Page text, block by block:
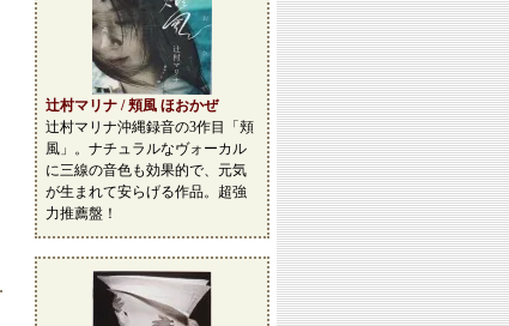
辻村マリナ / 頬風 ほおかぜ
辻村マリナ沖縄録音の3作目「頬
風」。ナチュラルなヴォーカル
に三線の音色も効果的で、元気
が生まれて安らげる作品。超強
力推薦盤！